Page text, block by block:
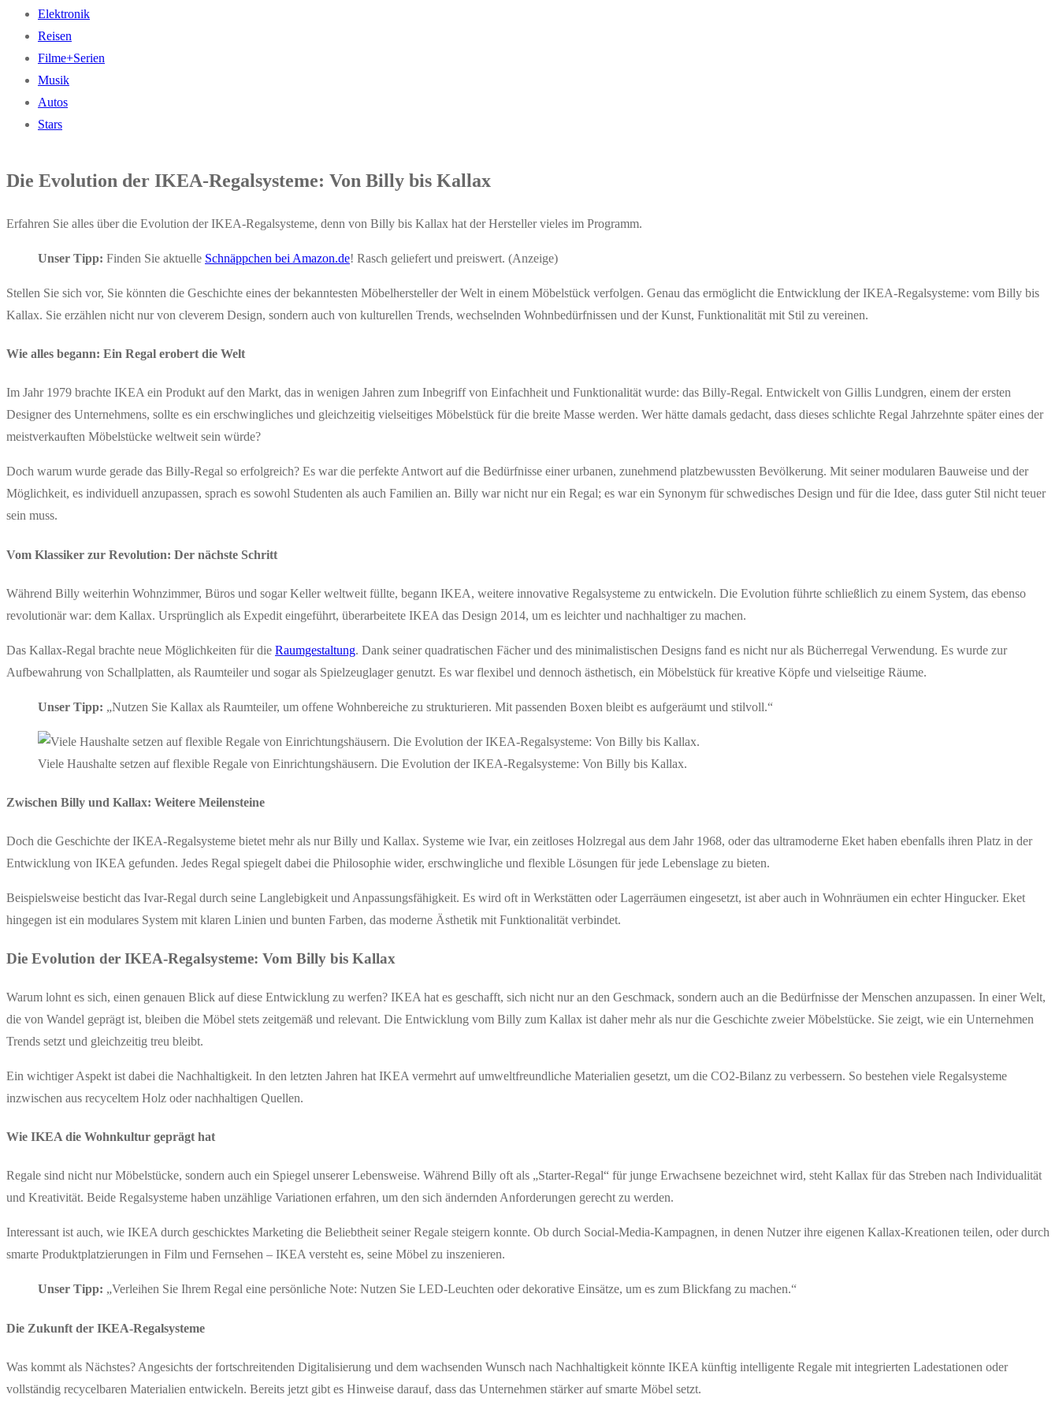
Elektronik
Reisen
Filme+Serien
Musik
Autos
Stars
Die Evolution der IKEA-Regalsysteme: Von Billy bis Kallax
Erfahren Sie alles über die Evolution der IKEA-Regalsysteme, denn von Billy bis Kallax hat der Hersteller vieles im Programm.
Unser Tipp: Finden Sie aktuelle Schnäppchen bei Amazon.de! Rasch geliefert und preiswert. (Anzeige)
Stellen Sie sich vor, Sie könnten die Geschichte eines der bekanntesten Möbelhersteller der Welt in einem Möbelstück verfolgen. Genau das ermöglicht die Entwicklung der IKEA-Regalsysteme: vom Billy bis
Kallax. Sie erzählen nicht nur von cleverem Design, sondern auch von kulturellen Trends, wechselnden Wohnbedürfnissen und der Kunst, Funktionalität mit Stil zu vereinen.
Wie alles begann: Ein Regal erobert die Welt
Im Jahr 1979 brachte IKEA ein Produkt auf den Markt, das in wenigen Jahren zum Inbegriff von Einfachheit und Funktionalität wurde: das Billy-Regal. Entwickelt von Gillis Lundgren, einem der ersten
Designer des Unternehmens, sollte es ein erschwingliches und gleichzeitig vielseitiges Möbelstück für die breite Masse werden. Wer hätte damals gedacht, dass dieses schlichte Regal Jahrzehnte später eines der
meistverkauften Möbelstücke weltweit sein würde?
Doch warum wurde gerade das Billy-Regal so erfolgreich? Es war die perfekte Antwort auf die Bedürfnisse einer urbanen, zunehmend platzbewussten Bevölkerung. Mit seiner modularen Bauweise und der
Möglichkeit, es individuell anzupassen, sprach es sowohl Studenten als auch Familien an. Billy war nicht nur ein Regal; es war ein Synonym für schwedisches Design und für die Idee, dass guter Stil nicht teuer
sein muss.
Vom Klassiker zur Revolution: Der nächste Schritt
Während Billy weiterhin Wohnzimmer, Büros und sogar Keller weltweit füllte, begann IKEA, weitere innovative Regalsysteme zu entwickeln. Die Evolution führte schließlich zu einem System, das ebenso
revolutionär war: dem Kallax. Ursprünglich als Expedit eingeführt, überarbeitete IKEA das Design 2014, um es leichter und nachhaltiger zu machen.
Das Kallax-Regal brachte neue Möglichkeiten für die Raumgestaltung. Dank seiner quadratischen Fächer und des minimalistischen Designs fand es nicht nur als Bücherregal Verwendung. Es wurde zur
Aufbewahrung von Schallplatten, als Raumteiler und sogar als Spielzeuglager genutzt. Es war flexibel und dennoch ästhetisch, ein Möbelstück für kreative Köpfe und vielseitige Räume.
Unser Tipp: „Nutzen Sie Kallax als Raumteiler, um offene Wohnbereiche zu strukturieren. Mit passenden Boxen bleibt es aufgeräumt und stilvoll.“
Viele Haushalte setzen auf flexible Regale von Einrichtungshäusern. Die Evolution der IKEA-Regalsysteme: Von Billy bis Kallax.
Zwischen Billy und Kallax: Weitere Meilensteine
Doch die Geschichte der IKEA-Regalsysteme bietet mehr als nur Billy und Kallax. Systeme wie Ivar, ein zeitloses Holzregal aus dem Jahr 1968, oder das ultramoderne Eket haben ebenfalls ihren Platz in der
Entwicklung von IKEA gefunden. Jedes Regal spiegelt dabei die Philosophie wider, erschwingliche und flexible Lösungen für jede Lebenslage zu bieten.
Beispielsweise besticht das Ivar-Regal durch seine Langlebigkeit und Anpassungsfähigkeit. Es wird oft in Werkstätten oder Lagerräumen eingesetzt, ist aber auch in Wohnräumen ein echter Hingucker. Eket
hingegen ist ein modulares System mit klaren Linien und bunten Farben, das moderne Ästhetik mit Funktionalität verbindet.
Die Evolution der IKEA-Regalsysteme: Vom Billy bis Kallax
Warum lohnt es sich, einen genauen Blick auf diese Entwicklung zu werfen? IKEA hat es geschafft, sich nicht nur an den Geschmack, sondern auch an die Bedürfnisse der Menschen anzupassen. In einer Welt,
die von Wandel geprägt ist, bleiben die Möbel stets zeitgemäß und relevant. Die Entwicklung vom Billy zum Kallax ist daher mehr als nur die Geschichte zweier Möbelstücke. Sie zeigt, wie ein Unternehmen
Trends setzt und gleichzeitig treu bleibt.
Ein wichtiger Aspekt ist dabei die Nachhaltigkeit. In den letzten Jahren hat IKEA vermehrt auf umweltfreundliche Materialien gesetzt, um die CO2-Bilanz zu verbessern. So bestehen viele Regalsysteme
inzwischen aus recyceltem Holz oder nachhaltigen Quellen.
Wie IKEA die Wohnkultur geprägt hat
Regale sind nicht nur Möbelstücke, sondern auch ein Spiegel unserer Lebensweise. Während Billy oft als „Starter-Regal“ für junge Erwachsene bezeichnet wird, steht Kallax für das Streben nach Individualität
und Kreativität. Beide Regalsysteme haben unzählige Variationen erfahren, um den sich ändernden Anforderungen gerecht zu werden.
Interessant ist auch, wie IKEA durch geschicktes Marketing die Beliebtheit seiner Regale steigern konnte. Ob durch Social-Media-Kampagnen, in denen Nutzer ihre eigenen Kallax-Kreationen teilen, oder durch
smarte Produktplatzierungen in Film und Fernsehen – IKEA versteht es, seine Möbel zu inszenieren.
Unser Tipp: „Verleihen Sie Ihrem Regal eine persönliche Note: Nutzen Sie LED-Leuchten oder dekorative Einsätze, um es zum Blickfang zu machen.“
Die Zukunft der IKEA-Regalsysteme
Was kommt als Nächstes? Angesichts der fortschreitenden Digitalisierung und dem wachsenden Wunsch nach Nachhaltigkeit könnte IKEA künftig intelligente Regale mit integrierten Ladestationen oder
vollständig recycelbaren Materialien entwickeln. Bereits jetzt gibt es Hinweise darauf, dass das Unternehmen stärker auf smarte Möbel setzt.